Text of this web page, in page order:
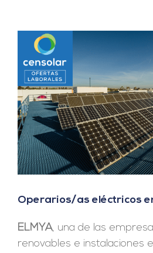
imagen
más
grande
Operarios/as eléctricos
ELMYA, una de las
renovables e instalaciones